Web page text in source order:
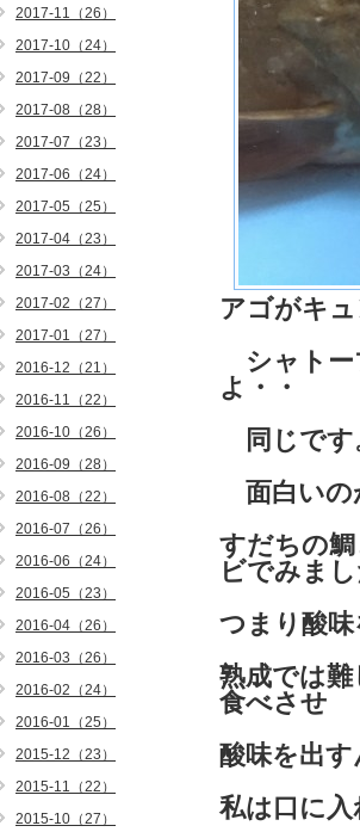
アゴがキ
シャトー
よ・・
同じで
面白いの
すだちの
ビでみま
つまり酸
熟成では
食べさせ
酸味を出
私は口に
2017-11（26）
2017-10（24）
2017-09（22）
2017-08（28）
2017-07（23）
2017-06（24）
2017-05（25）
2017-04（23）
2017-03（24）
2017-02（27）
2017-01（27）
2016-12（21）
2016-11（22）
2016-10（26）
2016-09（28）
2016-08（22）
2016-07（26）
2016-06（24）
2016-05（23）
2016-04（26）
2016-03（26）
2016-02（24）
2016-01（25）
2015-12（23）
2015-11（22）
2015-10（27）